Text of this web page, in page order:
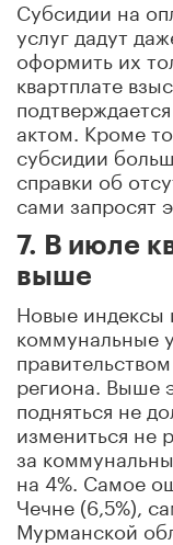
Субсидии на
услуг дадут
оформить их
квартплате
актом. Кроме
субсидии
справки об
сами запросят
7. В июле
выше
Новые индексы
коммунальные
региона. Выше
подняться не
измениться не
за
на 4%. Самое
Чечне (6,5%),
Мурманской